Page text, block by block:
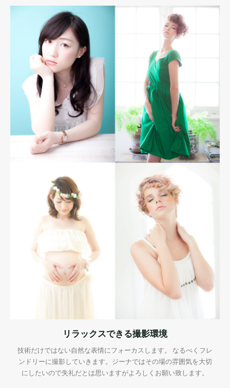
リラックスできる撮影環境
技術だけではない自然な表情にフォーカスします。 なるべくフレ
ンドリーに撮影していきます。ジーナではその場の雰囲気を大切
にしたいので失礼だとは思いますがよろしくお願い致します。